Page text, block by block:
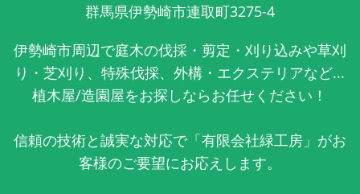
群馬県伊勢崎市連取町3275-4
伊勢崎市周辺で庭木の伐採・剪定・刈り込みや草刈
り・芝刈り、特殊伐採、外構・エクステリアなど...
植木屋/造園屋をお探しならお任せください！
信頼の技術と誠実な対応で「有限会社緑工房」がお
客様のご要望にお応えします。